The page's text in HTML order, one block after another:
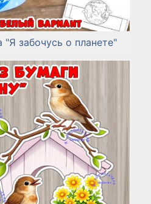
"Я забочусь о планете"